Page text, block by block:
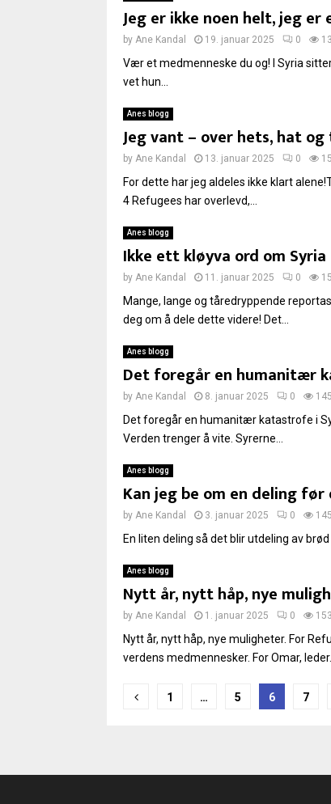
Jeg er ikke noen helt, jeg er
by Ane Kandal 19. januar 2025 0
Vær et medmenneske du og! I Syria
vet hun...
Anes blogg
Jeg vant – over hets, hat
by Ane Kandal 13. januar 2025 0
For dette har jeg aldeles ikke klart
4 Refugees har overlevd,...
Anes blogg
Ikke ett kløyva ord om Syria
by Ane Kandal 11. januar 2025 0
Mange, lange og tåredryppende
deg om å dele dette videre! Det...
Anes blogg
Det foregår en humanitær
by Ane Kandal 8. januar 2025 0 145
Det foregår en humanitær katastrofe i
Verden trenger å vite. Syrerne...
Anes blogg
Kan jeg be om en deling
by Ane Kandal 3. januar 2025 0 145
En liten deling så det blir utdeling av
Anes blogg
Nytt år, nytt håp, nye
by Ane Kandal 1. januar 2025 0 153
Nytt år, nytt håp, nye muligheter. For
verdens medmennesker. For Omar, leder...
Sidepaginering
1 … 5 6 7